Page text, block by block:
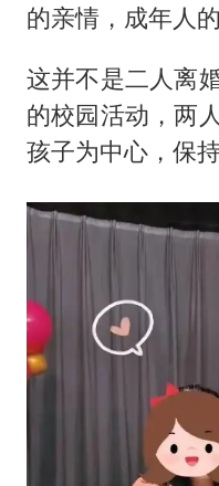
的亲情，成年人
这并不是二人离
的校园活动，两
孩子为中心，保